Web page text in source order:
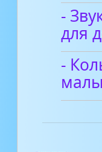
-
для
-